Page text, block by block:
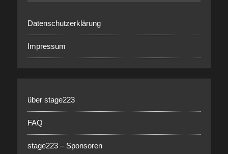
Datenschutzerklärung
Impressum
über stage223
FAQ
stage223 – Sponsoren